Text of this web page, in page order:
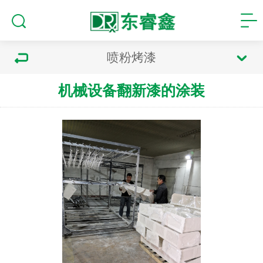
喷粉烤漆
机械设备翻新漆的涂装